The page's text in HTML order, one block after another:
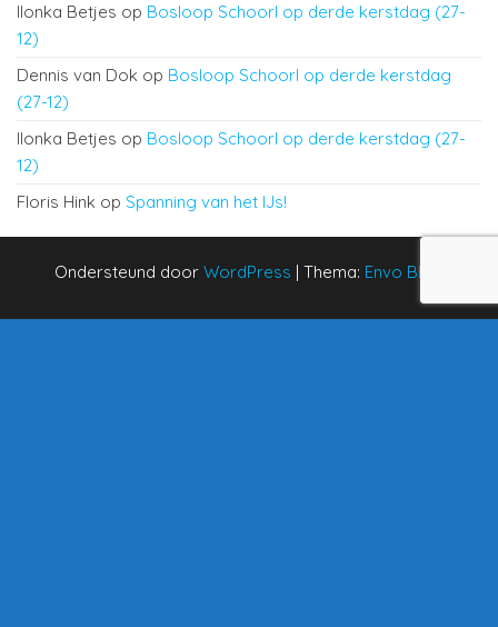
Ilonka Betjes op Bosloop Schoorl op derde kerstdag (27-
12)
Dennis van Dok op Bosloop Schoorl op derde kerstdag
(27-12)
Ilonka Betjes op Bosloop Schoorl op derde kerstdag (27-
12)
Floris Hink op Spanning van het IJs!
Ondersteund door WordPress | Thema: Envo Blog